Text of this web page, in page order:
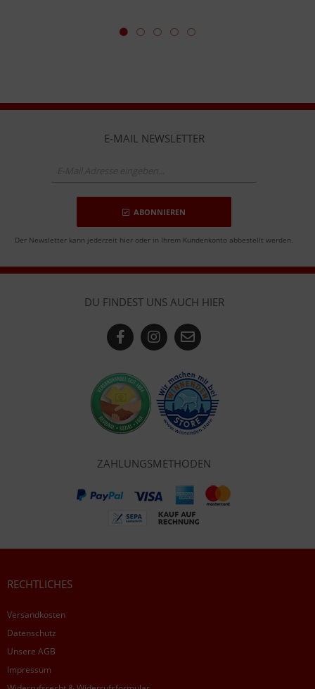
E-MAIL NEWSLETTER
ABONNIEREN
Der Newsletter kann jederzeit hier oder in Ihrem Kundenkonto abbestellt werden.
DU FINDEST UNS AUCH HIER
ZAHLUNGSMETHODEN
RECHTLICHES
Versandkosten
Datenschutz
Unsere AGB
Impressum